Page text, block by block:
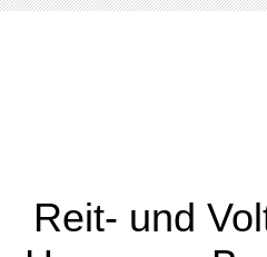
Reit- und